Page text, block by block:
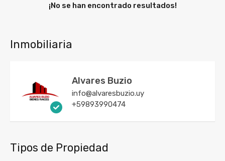
¡No se han encontrado resultados!
Inmobiliaria
Alvares Buzio
info@alvaresbuzio.uy
+59893990474
Tipos de Propiedad